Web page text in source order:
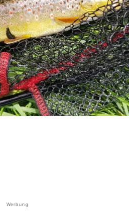
Werbung